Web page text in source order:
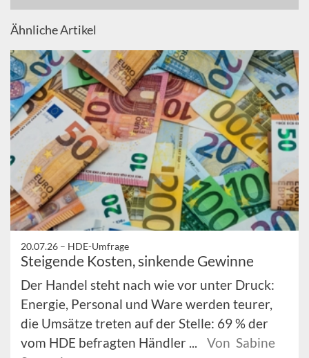
Ähnliche Artikel
20.07.26 – HDE-Umfrage
Steigende Kosten, sinkende Gewinne
Der Handel steht nach wie vor unter Druck:
Energie, Personal und Ware werden teurer,
die Umsätze treten auf der Stelle: 69 % der
vom HDE befragten Händler ...
Von Sabine